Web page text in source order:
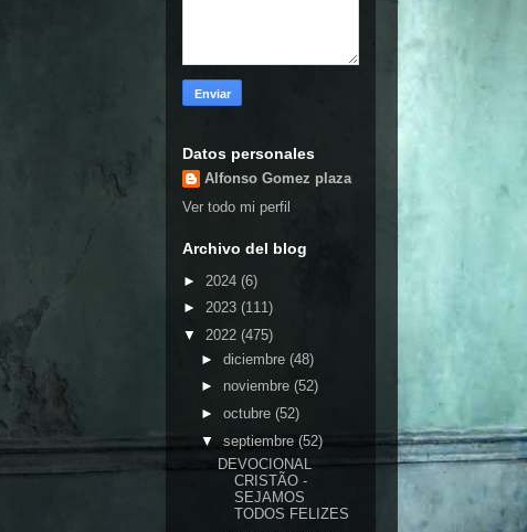
Datos personales
Alfonso Gomez plaza
Ver todo mi perfil
Archivo del blog
► 2024 (6)
► 2023 (111)
▼ 2022 (475)
► diciembre (48)
► noviembre (52)
► octubre (52)
▼ septiembre (52)
DEVOCIONAL
CRISTÃO -
SEJAMOS
TODOS FELIZES